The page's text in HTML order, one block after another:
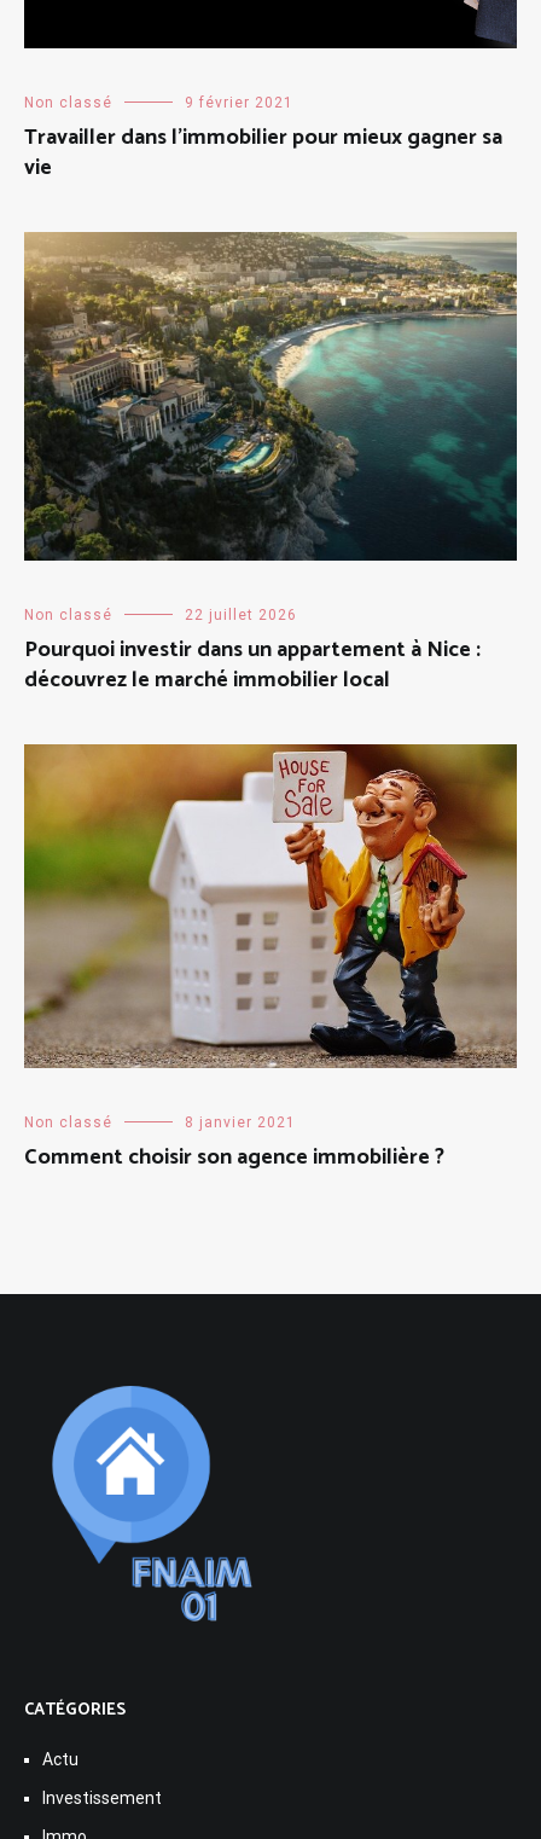
Non classé 9 février 2021
Travailler dans l’immobilier pour mieux gagner sa
vie
Non classé 22 juillet 2026
Pourquoi investir dans un appartement à Nice :
découvrez le marché immobilier local
Non classé 8 janvier 2021
Comment choisir son agence immobilière ?
CATÉGORIES
Actu
Investissement